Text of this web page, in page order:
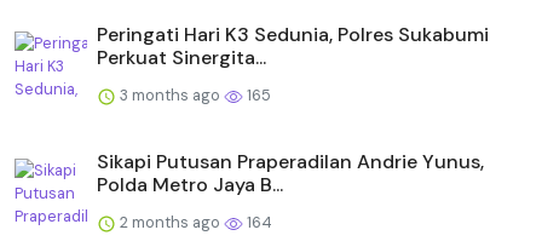
Peringati Hari K3 Sedunia, Polres Sukabumi
Perkuat Sinergita...
3 months ago 165
Sikapi Putusan Praperadilan Andrie Yunus,
Polda Metro Jaya B...
2 months ago 164